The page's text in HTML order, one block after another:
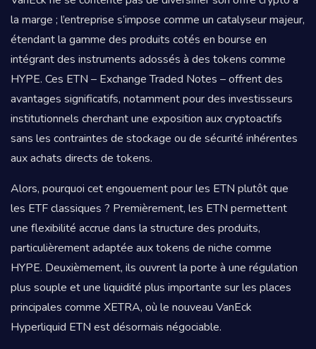
la marge ; l’entreprise s’impose comme un catalyseur majeur,
étendant la gamme des produits cotés en bourse en
intégrant des instruments adossés à des tokens comme
HYPE. Ces ETN – Exchange Traded Notes – offrent des
avantages significatifs, notamment pour des investisseurs
institutionnels cherchant une exposition aux cryptoactifs
sans les contraintes de stockage ou de sécurité inhérentes
aux achats directs de tokens.
Alors, pourquoi cet engouement pour les ETN plutôt que
les ETF classiques ? Premièrement, les ETN permettent
une flexibilité accrue dans la structure des produits,
particulièrement adaptée aux tokens de niche comme
HYPE. Deuxièmement, ils ouvrent la porte à une régulation
plus souple et une liquidité plus importante sur les places
principales comme XETRA, où le nouveau VanEck
Hyperliquid ETN est désormais négociable.